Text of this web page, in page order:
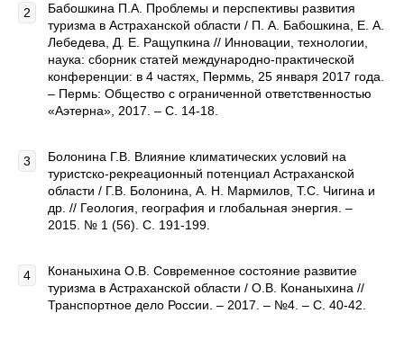
Бабошкина П.А. Проблемы и перспективы развития
туризма в Астраханской области / П. А. Бабошкина, Е. А.
Лебедева, Д. Е. Ращупкина // Инновации, технологии,
наука: сборник статей международно-практической
конференции: в 4 частях, Перммь, 25 января 2017 года.
– Пермь: Общество с ограниченной ответственностью
«Аэтерна», 2017. – С. 14-18.
Болонина Г.В. Влияние климатических условий на
туристско-рекреационный потенциал Астраханской
области / Г.В. Болонина, А. Н. Мармилов, Т.С. Чигина и
др. // Геология, география и глобальная энергия. –
2015. № 1 (56). С. 191-199.
Конаныхина О.В. Современное состояние развитие
туризма в Астраханской области / О.В. Конаныхина //
Транспортное дело России. – 2017. – №4. – С. 40-42.